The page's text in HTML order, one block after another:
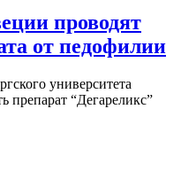
проводят
от педофилии
университета
препарат “Дегареликс”